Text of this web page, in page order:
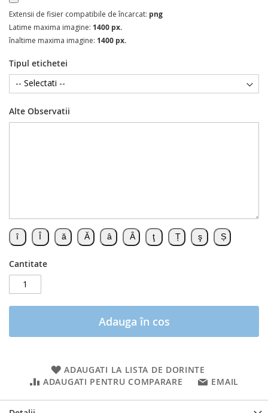
Extensii de fisier compatibile de încarcat: png
Latime maxima imagine: 1400 px.
înaltime maxima imagine: 1400 px.
Tipul etichetei
Alte Observatii
Cantitate
Adauga în cos
ADAUGATI LA LISTA DE DORINTE
ADAUGATI PENTRU COMPARARE
EMAIL